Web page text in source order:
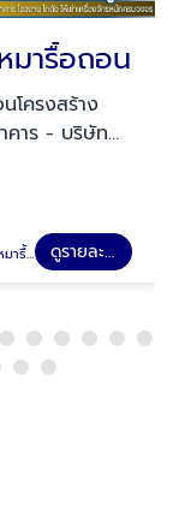
มารื้อถอน
โครงสร้าง
คาร - บริษัท
อถอน ดูรายละเอียด